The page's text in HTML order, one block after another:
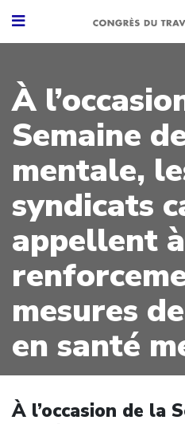
À
Semaine
mentale,
syndicats
appellent
mesures
en santé
À l’occasion de la
Click to open the link